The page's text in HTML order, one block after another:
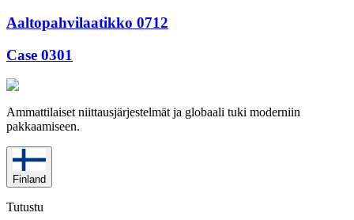
Aaltopahvilaatikko 0712
Case 0301
Ammattilaiset niittausjärjestelmät ja globaali tuki moderniin
pakkaamiseen.
Finland
Tutustu